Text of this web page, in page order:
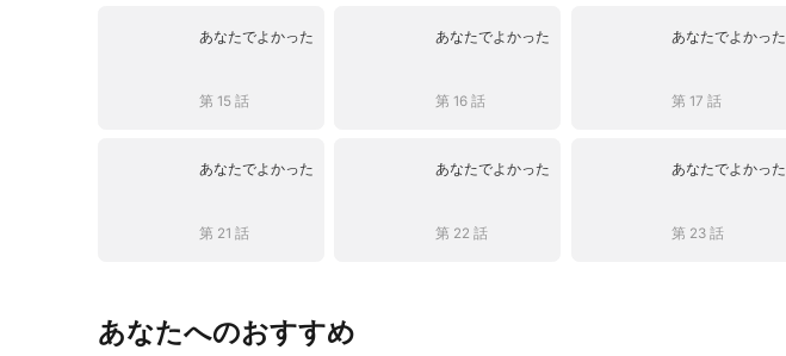
あなたでよかった
第 15 話
あなたでよかった
第 16 話
あなたでよかった
第 17 話
あなたでよかった
第 21 話
あなたでよかった
第 22 話
あなたでよかった
第 23 話
あなたへのおすすめ